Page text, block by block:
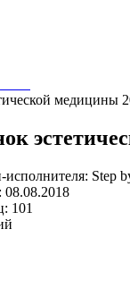
медицины
Step
08.08.2018
101